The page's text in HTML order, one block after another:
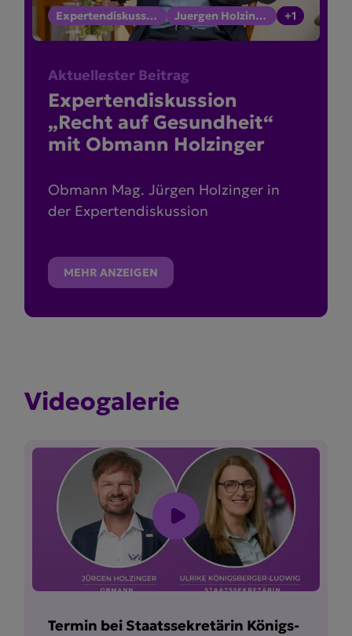
Expertendiskussion Juergen Holzinger +1
Aktuellester Beitrag
Exper­ten­dis­kussion
„Recht auf Gesundheit“
mit Obmann Holzinger
Obmann Mag. Jürgen Holzinger in
der Expertendiskussion
MEHR ANZEIGEN
Video­ga­lerie
Termin bei Staats­se­kre­tärin Königs­